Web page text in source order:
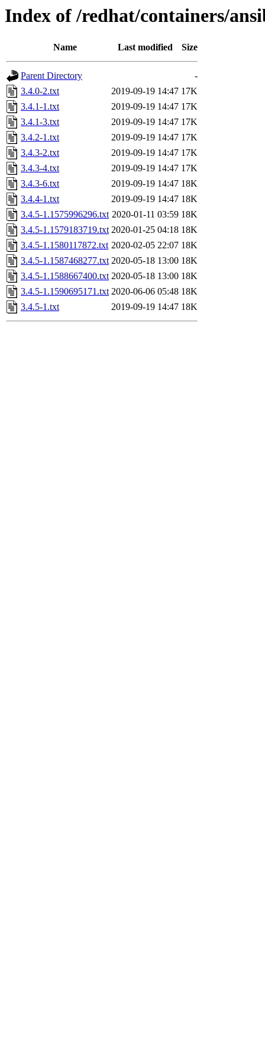
Index of /redhat/containers/
Name Last modified Size
Parent Directory
-
3.4.0-2.txt
2019-09-19 14:47 17K
3.4.1-1.txt
2019-09-19 14:47 17K
3.4.1-3.txt
2019-09-19 14:47 17K
3.4.2-1.txt
2019-09-19 14:47 17K
3.4.3-2.txt
2019-09-19 14:47 17K
3.4.3-4.txt
2019-09-19 14:47 17K
3.4.3-6.txt
2019-09-19 14:47 18K
3.4.4-1.txt
2019-09-19 14:47 18K
3.4.5-1.1575996296.txt 2020-01-11 03:59 18K
3.4.5-1.1579183719.txt 2020-01-25 04:18 18K
3.4.5-1.1580117872.txt 2020-02-05 22:07 18K
3.4.5-1.1587468277.txt 2020-05-18 13:00 18K
3.4.5-1.1588667400.txt 2020-05-18 13:00 18K
3.4.5-1.1590695171.txt 2020-06-06 05:48 18K
3.4.5-1.txt
2019-09-19 14:47 18K